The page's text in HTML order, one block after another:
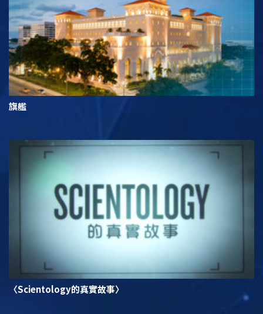
旗艦
〈Scientology的真實故事〉